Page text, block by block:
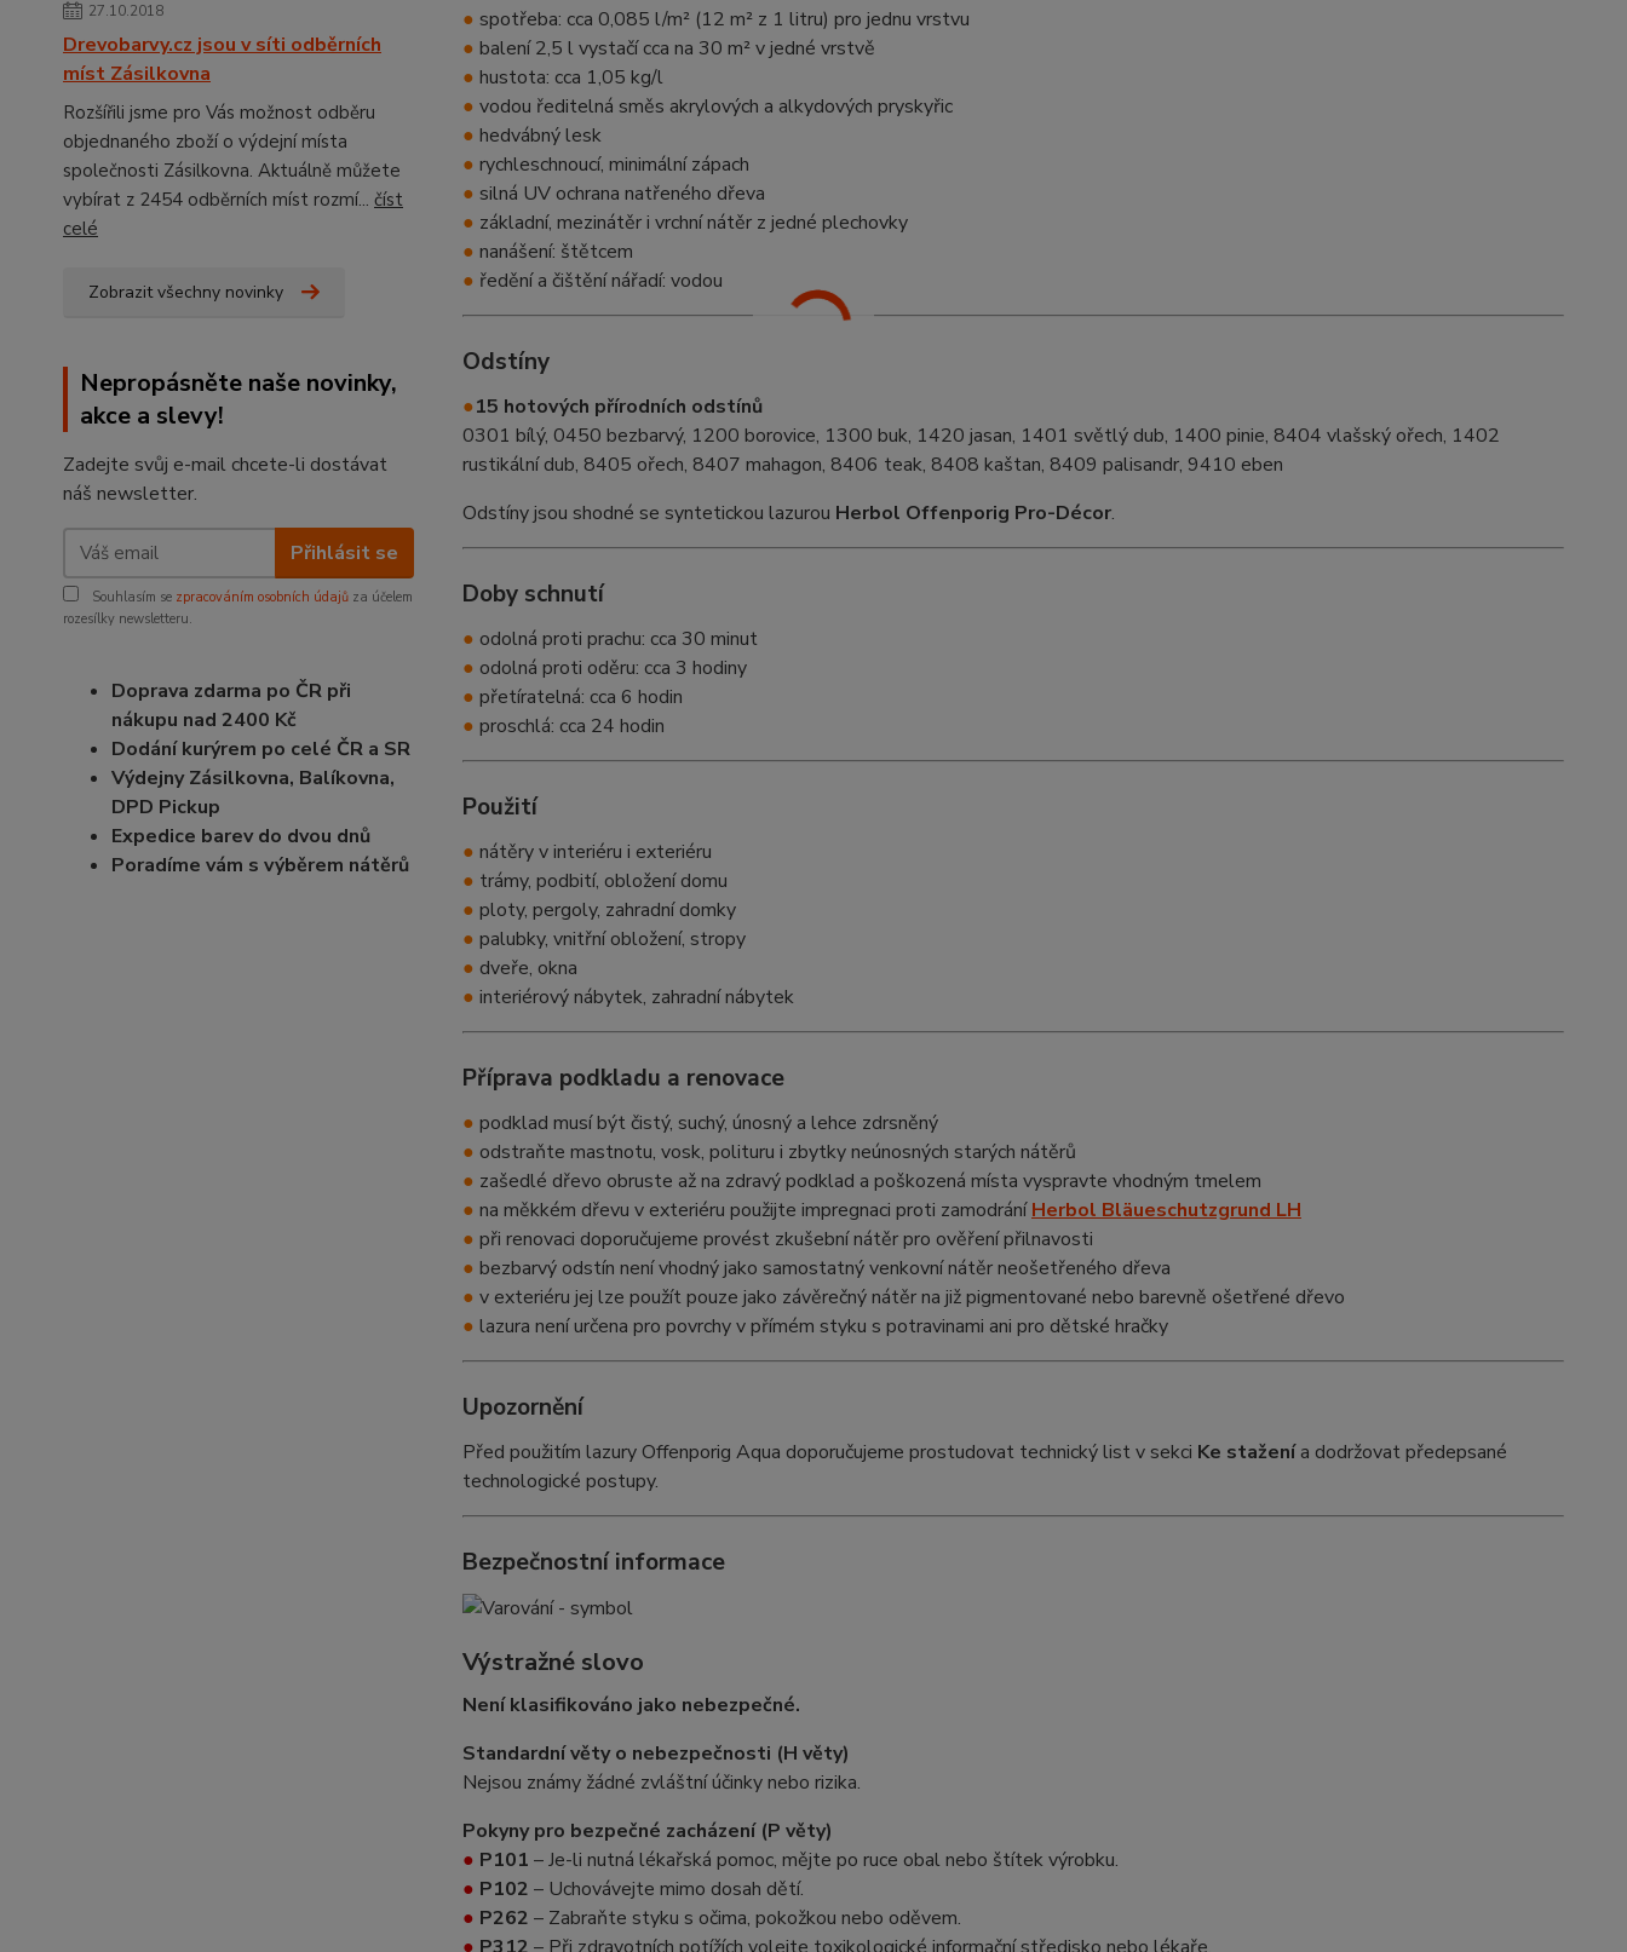
27.10.2018
Drevobarvy.cz jsou v síti odběrních
míst Zásilkovna
Rozšířili jsme pro Vás možnost odběru
objednaného zboží o výdejní místa
společnosti Zásilkovna. Aktuálně můžete
vybírat z 2454 odběrních míst rozmí... číst
celé
Zobrazit všechny novinky
Nepropásněte naše novinky,
akce a slevy!
Zadejte svůj e-mail chcete-li dostávat
náš newsletter.
Přihlásit se
Souhlasím se zpracováním osobních údajů za účelem
rozesílky newsletteru.
Doprava zdarma po ČR při
nákupu nad 2400 Kč
Dodání kurýrem po celé ČR a SR
Výdejny Zásilkovna, Balíkovna,
DPD Pickup
Expedice barev do dvou dnů
Poradíme vám s výběrem nátěrů
● spotřeba: cca 0,085 l/m² (12 m² z 1 litru) pro jednu vrstvu
● balení 2,5 l vystačí cca na 30 m² v jedné vrstvě
● hustota: cca 1,05 kg/l
● vodou ředitelná směs akrylových a alkydových pryskyřic
● hedvábný lesk
● rychleschnoucí, minimální zápach
● silná UV ochrana natřeného dřeva
● základní, mezinátěr i vrchní nátěr z jedné plechovky
● nanášení: štětcem
● ředění a čištění nářadí: vodou
Odstíny
●15 hotových přírodních odstínů
0301 bílý, 0450 bezbarvý, 1200 borovice, 1300 buk, 1420 jasan, 1401 světlý dub, 1400 pinie, 8404 vlašský ořech, 1402
rustikální dub, 8405 ořech, 8407 mahagon, 8406 teak, 8408 kaštan, 8409 palisandr, 9410 eben
Odstíny jsou shodné se syntetickou lazurou Herbol Offenporig Pro-Décor.
Doby schnutí
● odolná proti prachu: cca 30 minut
● odolná proti oděru: cca 3 hodiny
● přetíratelná: cca 6 hodin
● proschlá: cca 24 hodin
Použití
● nátěry v interiéru i exteriéru
● trámy, podbití, obložení domu
● ploty, pergoly, zahradní domky
● palubky, vnitřní obložení, stropy
● dveře, okna
● interiérový nábytek, zahradní nábytek
Příprava podkladu a renovace
● podklad musí být čistý, suchý, únosný a lehce zdrsněný
● odstraňte mastnotu, vosk, polituru i zbytky neúnosných starých nátěrů
● zašedlé dřevo obruste až na zdravý podklad a poškozená místa vyspravte vhodným tmelem
● na měkkém dřevu v exteriéru použijte impregnaci proti zamodráníHerbol Bläueschutzgrund LH
● při renovaci doporučujeme provést zkušební nátěr pro ověření přilnavosti
● bezbarvý odstín není vhodný jako samostatný venkovní nátěr neošetřeného dřeva
● v exteriéru jej lze použít pouze jako závěrečný nátěr na již pigmentované nebo barevně ošetřené dřevo
● lazura není určena pro povrchy v přímém styku s potravinami ani pro dětské hračky
Upozornění
Před použitím lazury Offenporig Aqua doporučujeme prostudovat technický list v sekci Ke staženía dodržovat předepsané
technologické postupy.
Bezpečnostní informace
Výstražné slovo
Není klasifikováno jako nebezpečné.
Standardní věty o nebezpečnosti (H věty)
Nejsou známy žádné zvláštní účinky nebo rizika.
Pokyny pro bezpečné zacházení (P věty)
● P101 – Je-li nutná lékařská pomoc, mějte po ruce obal nebo štítek výrobku.
● P102 – Uchovávejte mimo dosah dětí.
● P262 – Zabraňte styku s očima, pokožkou nebo oděvem.